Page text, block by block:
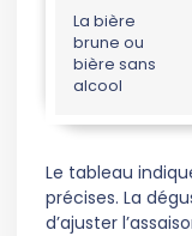
La bière
brune ou
bière sans
alcool
Le tableau
précises. La
d’ajuster